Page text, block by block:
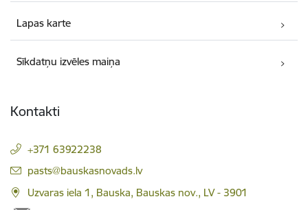
Lapas karte
Sīkdatņu izvēles maiņa
Kontakti
+371 63922238
E-pasts:
pasts@bauskasnovads.lv
Uzvaras iela 1, Bauska, Bauskas nov., LV - 3901